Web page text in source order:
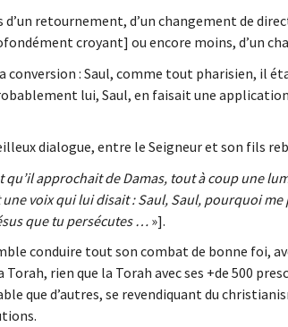
retournement, d’un changement de
croyant] ou encore moins, d’un
conversion : Saul, comme tout pharisien, il
lui, Saul, en faisait une
dialogue, entre le Seigneur et son fils
qu’il approchait de Damas, tout à coup une
voix qui lui disait : Saul, Saul, pourquoi
que tu persécutes … »].
conduire tout son combat de bonne foi,
rien que la Torah avec ses +de 500
que d’autres, se revendiquant du